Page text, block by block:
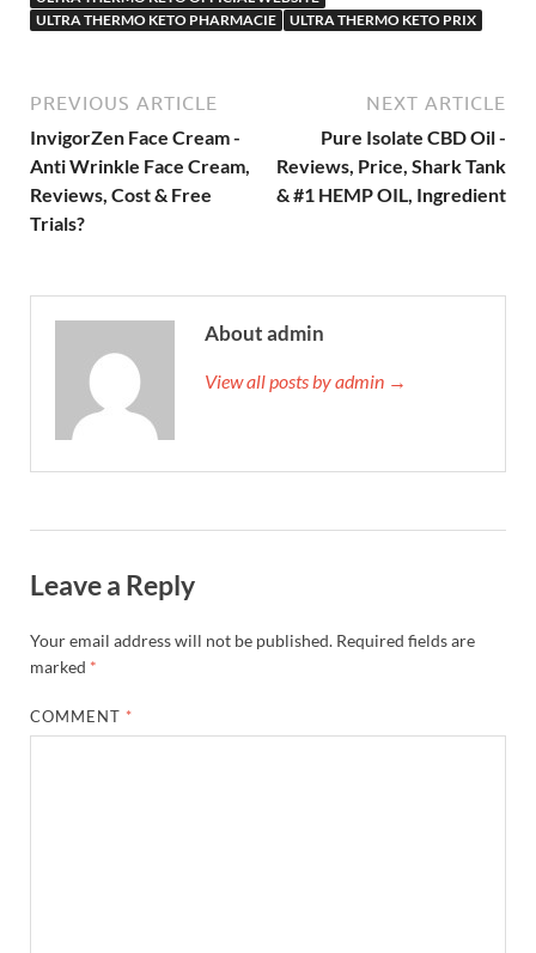
ULTRA THERMO KETO PHARMACIE
ULTRA THERMO KETO PRIX
PREVIOUS ARTICLE
InvigorZen Face Cream -
Anti Wrinkle Face Cream,
Reviews, Cost & Free
Trials?
NEXT ARTICLE
Pure Isolate CBD Oil -
Reviews, Price, Shark Tank
& #1 HEMP OIL, Ingredient
About admin
View all posts by admin →
Leave a Reply
Your email address will not be published. Required fields are
marked *
COMMENT *